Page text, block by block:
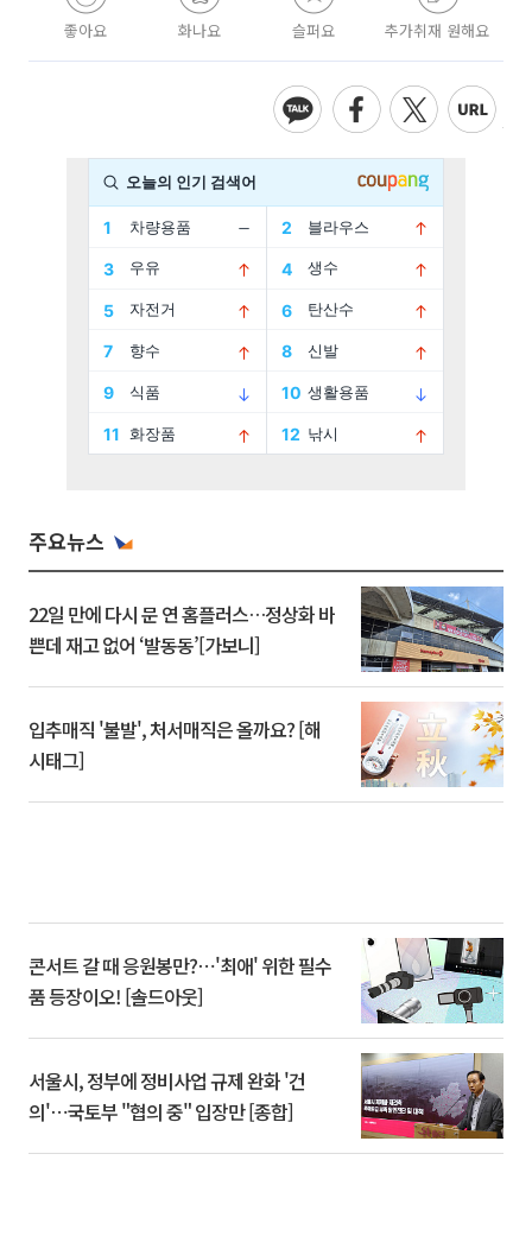
좋아요 화나요 슬퍼요 추가취재 원해요
주요뉴스
22일 만에 다시 문 연 홈플러스…정상화 바
쁜데 재고 없어 ‘발동동’[가보니]
입추매직 '불발', 처서매직은 올까요? [해
시태그]
콘서트 갈 때 응원봉만?⋯'최애' 위한 필수
품 등장이오! [솔드아웃]
서울시, 정부에 정비사업 규제 완화 '건
의'⋯국토부 "협의 중" 입장만 [종합]